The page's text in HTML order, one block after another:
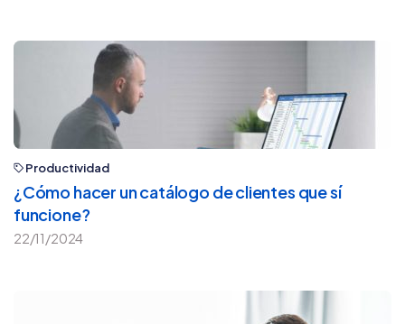
Productividad
¿Cómo hacer un catálogo de clientes que sí
funcione?
22/11/2024